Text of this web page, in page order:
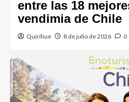
entre las 18
vendimia de Chile
Quirihue 8 de julio de 2026 0